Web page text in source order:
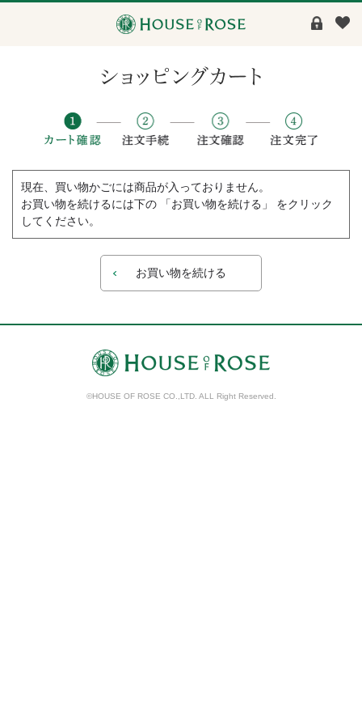
現在、買い物かごには商品が入っておりません。
お買い物を続けるには下の 「お買い物を続ける」 をクリック
してください。
お買い物を続ける
©HOUSE OF ROSE CO.,LTD. ALL Right Reserved.